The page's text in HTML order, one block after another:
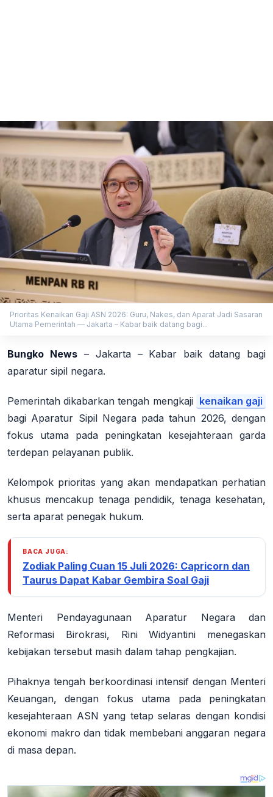
Prioritas Kenaikan Gaji ASN 2026: Guru, Nakes, dan Aparat Jadi Sasaran
Utama Pemerintah — Jakarta – Kabar baik datang bagi...
Bungko News– Jakarta – Kabar baik datang bagi
aparatur sipil negara.
Pemerintah dikabarkan tengah mengkaji kenaikan gaji
bagi Aparatur Sipil Negara pada tahun 2026, dengan
fokus utama pada peningkatan kesejahteraan garda
terdepan pelayanan publik.
Kelompok prioritas yang akan mendapatkan perhatian
khusus mencakup tenaga pendidik, tenaga kesehatan,
serta aparat penegak hukum.
BACA JUGA:
Zodiak Paling Cuan 15 Juli 2026: Capricorn dan
Taurus Dapat Kabar Gembira Soal Gaji
Menteri Pendayagunaan Aparatur Negara dan
Reformasi Birokrasi, Rini Widyantini menegaskan
kebijakan tersebut masih dalam tahap pengkajian.
Pihaknya tengah berkoordinasi intensif dengan Menteri
Keuangan, dengan fokus utama pada peningkatan
kesejahteraan ASN yang tetap selaras dengan kondisi
ekonomi makro dan tidak membebani anggaran negara
di masa depan.